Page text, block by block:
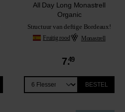
All Day Long Monastrell
Organic
Structuur van deftige Bordeaux!
Fruitig rood Monastrell
7.49
BESTEL